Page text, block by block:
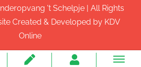
't Schelpje | All Rights
Created & Developed by KDV
Online